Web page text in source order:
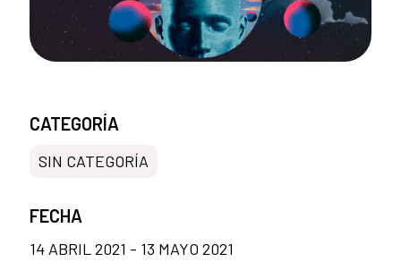
CATEGORÍA
SIN CATEGORÍA
FECHA
14 ABRIL 2021 - 13 MAYO 2021